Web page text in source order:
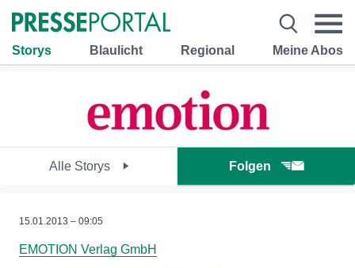
Storys Blaulicht Regional Meine Abos
Alle Storys Folgen
15.01.2013 – 09:05
EMOTION Verlag GmbH